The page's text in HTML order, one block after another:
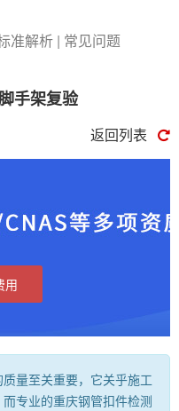
准解析 | 常见问题
手架复验
返回列表
用
量至关重要，它关乎施工
专业的重庆钢管扣件检测